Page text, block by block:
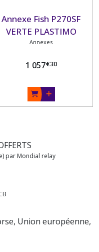
Annexe Fish P270SF
VERTE PLASTIMO
Annexes
1 057€30
par Mondial relay
Union européenne,